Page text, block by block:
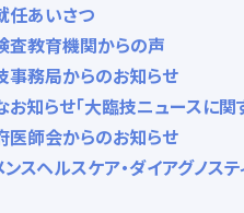
任あいさつ
検査教育機関からの声
技事務局からのお知らせ
なお知らせ「大臨技ニュースに
府医師会からのお知らせ
メンスヘルスケア・ダイアグノス